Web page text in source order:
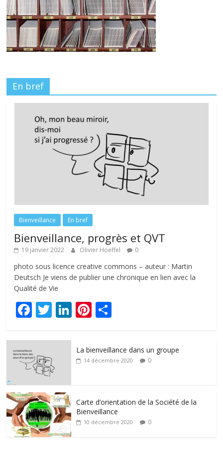
En bref
Bienveillance En bref
Bienveillance, progrès et QVT
19 janvier 2022 Olivier Hoeffel 0
photo sous licence creative commons – auteur : Martin
Deutsch Je viens de publier une chronique en lien avec la
Qualité de Vie
F
e
b
o
o
k
T
itt
er
Li
e
Pi
e g
La bienveillance dans un groupe
14 décembre 2020 0
Carte d’orientation de la Société de la
Bienveillance
10 décembre 2020 0